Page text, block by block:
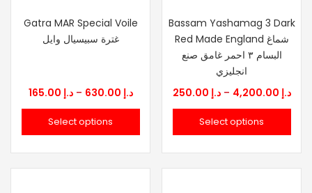
Gatra MAR Special Voile
غترة سبيسيال وايل
د.إ – د.إPrice
range:
Select options
Bassam Yashamag 3 Dark
Red Made England شماغ
البسام ٣ احمر غامق صنع
انجليزي
د.إ – د.إ
Select options